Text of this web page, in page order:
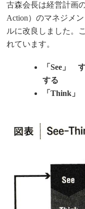
古森会長は経営計画
Action）のマネジメ
ルに改良しました。
れています。
「See」
する
「Think」